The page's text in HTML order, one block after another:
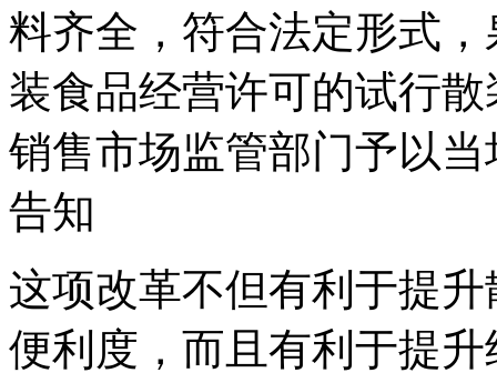
料齐全，符合法定形式
装食品经营许可的试行
销售市场监管部门予以
告知
这项改革不但有利于提
便利度，而且有利于提